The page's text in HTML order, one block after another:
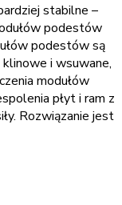
stabilne –
podestów
podestów są
i wsuwane,
modułów
płyt i ram z
Rozwiązanie jest